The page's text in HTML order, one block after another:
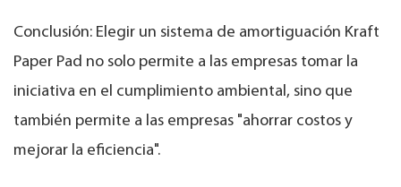
Conclusión: Elegir un sistema de amortiguación Kraft
Paper Pad no solo permite a las empresas tomar la
iniciativa en el cumplimiento ambiental, sino que
también permite a las empresas "ahorrar costos y
mejorar la eficiencia".